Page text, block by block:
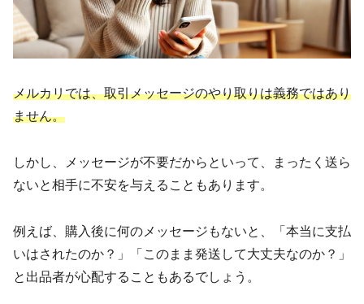
メルカリでは、取引メッセージのやり取りは義務ではあり
ません。
しかし、メッセージが不要だからといって、まったく送ら
ないと相手に不安を与えることもあります。
例えば、購入後に何のメッセージもないと、「本当に支払
いはされたのか？」「このまま発送して大丈夫なのか？」
と出品者が心配することもあるでしょう。